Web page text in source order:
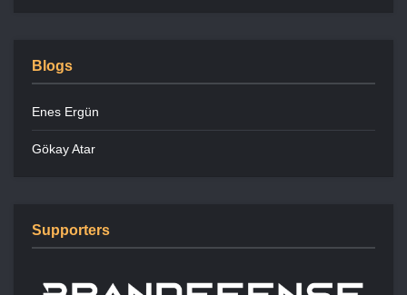
Blogs
Enes Ergün
Gökay Atar
Supporters